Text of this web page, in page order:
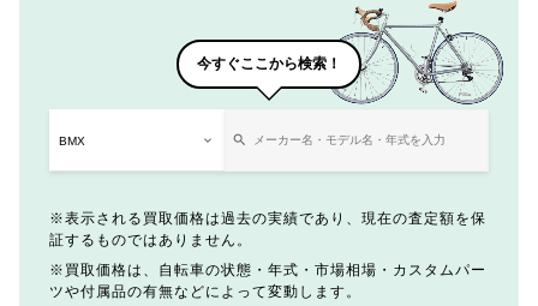
今すぐここから検索！
表示される買取価格は過去の実績であり、現在の査定額を保
証するものではありません。
買取価格は、自転車の状態・年式・市場相場・カスタムパー
ツや付属品の有無などによって変動します。